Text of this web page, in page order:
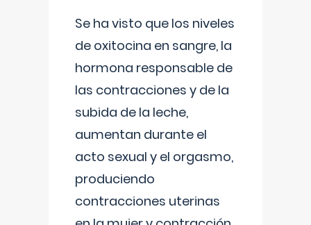
Se ha visto que los niveles
de oxitocina en sangre, la
hormona responsable de
las contracciones y de la
subida de la leche,
aumentan durante el
acto sexual y el orgasmo,
produciendo
contracciones uterinas